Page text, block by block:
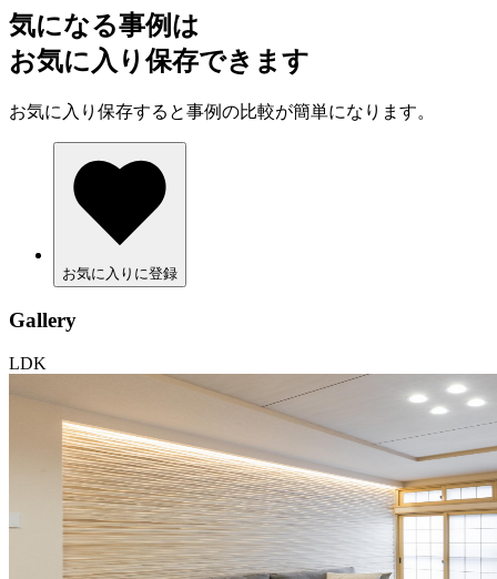
気になる事例は
お気に入り保存できます
お気に入り保存すると事例の比較が簡単になります。
お気に入りに登録
Gallery
LDK